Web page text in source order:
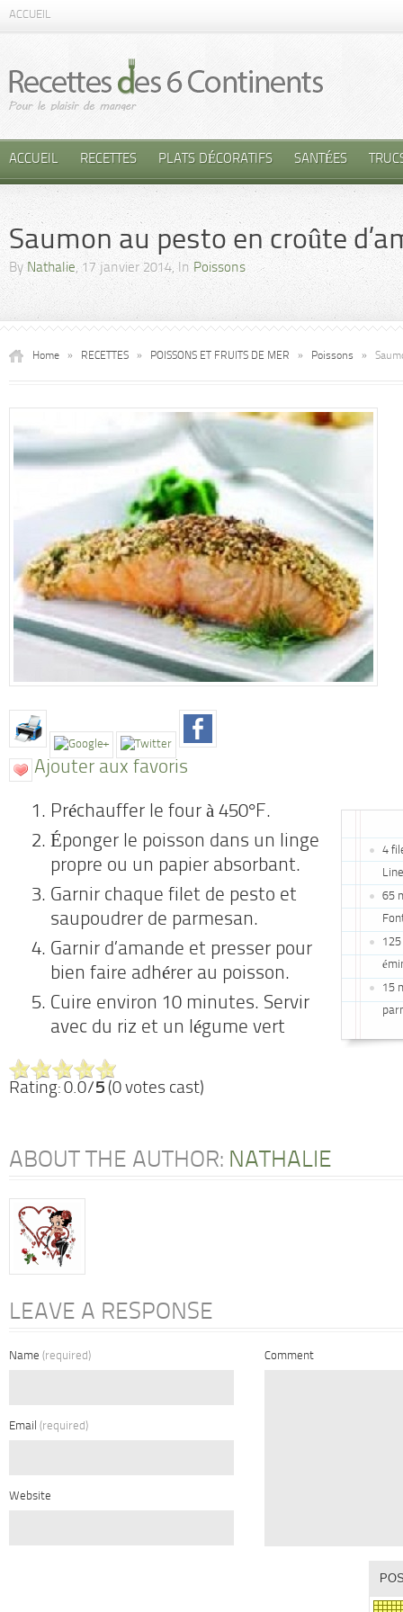
ACCUEIL
ACCUEIL RECETTES PLATS DÉCORATIFS SANTÉES
Saumon au pesto en croûte
By Nathalie, 17 janvier 2014, In Poissons
Home » RECETTES » POISSONS ET FRUITS DE MER » Poissons »
Ajouter aux favoris
4
65
15
Préchauffer le four à 450°F.
Éponger le poisson dans un linge
propre ou un papier absorbant.
Garnir chaque filet de pesto et
saupoudrer de parmesan.
Garnir d’amande et presser pour
bien faire adhérer au poisson.
Cuire environ 10 minutes. Servir
avec du riz et un légume vert
Rating: 0.0/5 (0 votes cast)
ABOUT THE AUTHOR: NATHALIE
LEAVE A RESPONSE
Name (required)
Email (required)
Website
Comment